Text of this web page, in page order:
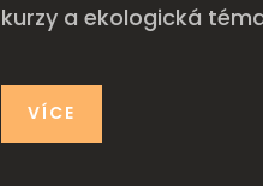
kurzy a ekologická
VÍCE